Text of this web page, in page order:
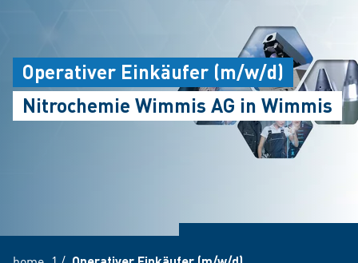
Operativer Einkäufer (m/w/d)
Nitrochemie Wimmis AG in Wimmis